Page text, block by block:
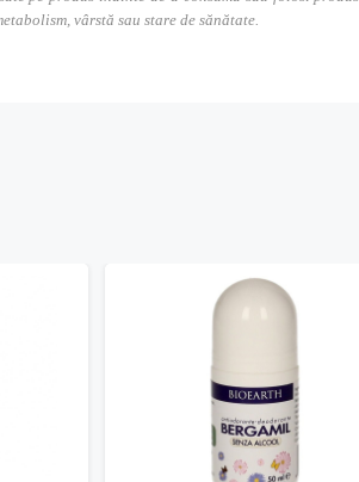
vârstă sau stare de sănătate.